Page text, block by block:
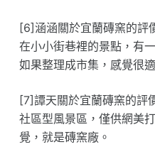
[6]涵涵關於宜蘭磚窯的評
在小小街巷裡的景點，有
如果整理成市集，感覺很
[7]譚天關於宜蘭磚窯的評
社區型風景區，僅供網美
覺，就是磚窯廠。